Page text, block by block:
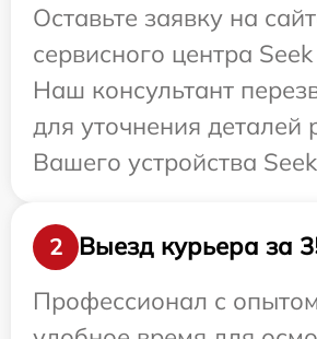
Оставьте заявку на
сервисного центра
Наш консультант
для уточнения деталей
Вашего устройства
2
Выезд курьера за
Профессионал с